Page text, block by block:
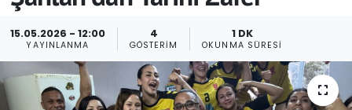
15.05.2026 - 12:00
YAYINLANMA
4
GÖSTERIM
1 DK
OKUNMA SÜRESI
Ekonomi
Foto Galeri
GEZİ
Son Dakika Haberleri
Haber Arşivi